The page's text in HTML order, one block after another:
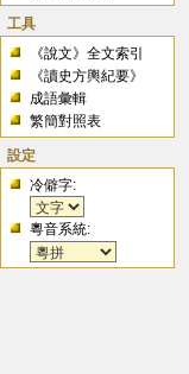
工具
《說文》全文索引
《讀史方輿紀要》
成語彙輯
繁簡對照表
設定
冷僻字:
粵音系統: